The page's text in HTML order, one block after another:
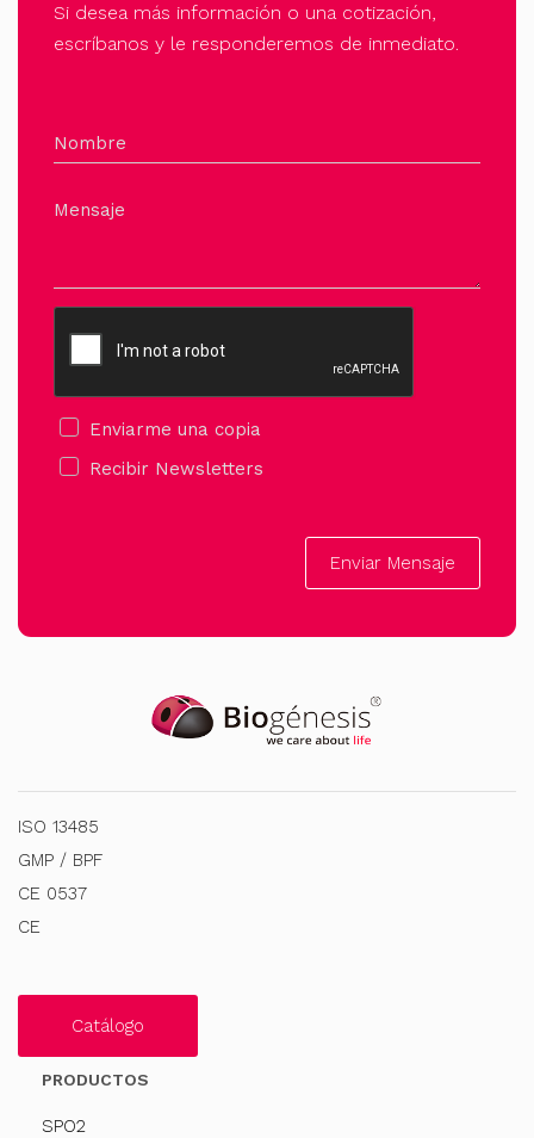
Si desea más información o una cotización,
escríbanos y le responderemos de inmediato.
Nombre
Mensaje
Enviarme una copia
Recibir Newsletters
Enviar Mensaje
ISO 13485
GMP / BPF
CE 0537
CE
Catálogo
PRODUCTOS
SPO2